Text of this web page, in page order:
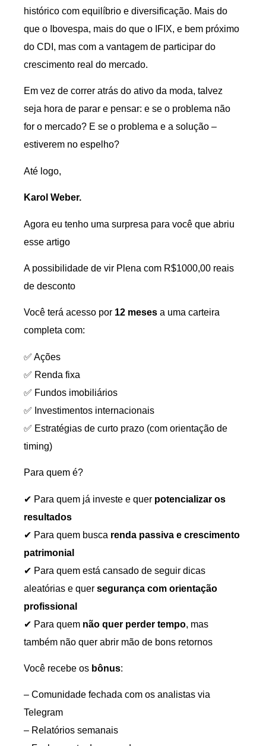
histórico com equilíbrio e diversificação. Mais do
que o Ibovespa, mais do que o IFIX, e bem próximo
do CDI, mas com a vantagem de participar do
crescimento real do mercado.
Em vez de correr atrás do ativo da moda, talvez
seja hora de parar e pensar: e se o problema não
for o mercado? E se o problema e a solução –
estiverem no espelho?
Até logo,
Karol Weber.
Agora eu tenho uma surpresa para você que abriu
esse artigo
A possibilidade de vir Plena com R$1000,00 reais
de desconto
Você terá acesso por 12 meses a uma carteira
completa com:
✅ Ações
✅ Renda fixa
✅ Fundos imobiliários
✅ Investimentos internacionais
✅ Estratégias de curto prazo (com orientação de
timing)
Para quem é?
✔ Para quem já investe e quer potencializar os
resultados
✔ Para quem busca renda passiva e crescimento
patrimonial
✔ Para quem está cansado de seguir dicas
aleatórias e quer segurança com orientação
profissional
✔ Para quem não quer perder tempo, mas
também não quer abrir mão de bons retornos
Você recebe os bônus:
– Comunidade fechada com os analistas via
Telegram
– Relatórios semanais